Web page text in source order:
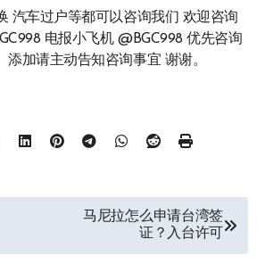
汽车过户等都可以咨询我们 欢迎咨询
电报小飞机 @BGC998 优先咨询
添加请主动告知咨询事宜 谢谢。
马尼拉怎么申请台湾签
证？入台许可